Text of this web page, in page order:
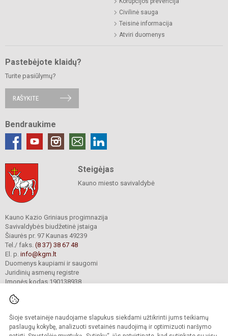
Šioje svetainėje naudojame slapukus siekdami užtikrinti jums teikiamų
paslaugų kokybę, analizuoti svetainės naudojimą ir optimizuoti naršymo
Civilinė sauga
Teisinė informacija
Atviri duomenys
Pastebėjote klaidų?
Turite pasiūlymų?
RAŠYKITE
Bendraukime
Steigėjas
Kauno miesto savivaldybė
Kauno Kazio Griniaus progimnazija
Savivaldybės biudžetinė įstaiga
Šiaurės pr. 97 Kaunas 49239
Tel./ faks. (8 37) 38 67 48
El. p. info@kgm.lt
Duomenys kaupiami ir saugomi
Juridinių asmenų registre
Įmonės kodas 190138938
© 2024. Kauno Kazio Griniaus progimnazija. Visos teisės saugomos.
Kopijuoti turinį be raštiško progimnazijos sutikimo griežtai draudžiama.